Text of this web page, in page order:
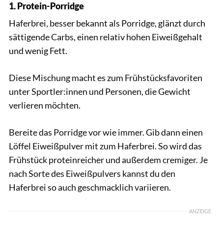
1. Protein-Porridge
Haferbrei, besser bekannt als Porridge, glänzt durch
sättigende Carbs, einen relativ hohen Eiweißgehalt
und wenig Fett.
Diese Mischung macht es zum Frühstücksfavoriten
unter Sportler:innen und Personen, die Gewicht
verlieren möchten.
Bereite das Porridge vor wie immer. Gib dann einen
Löffel Eiweißpulver mit zum Haferbrei. So wird das
Frühstück proteinreicher und außerdem cremiger. Je
nach Sorte des Eiweißpulvers kannst du den
Haferbrei so auch geschmacklich variieren.
ANZEIGE